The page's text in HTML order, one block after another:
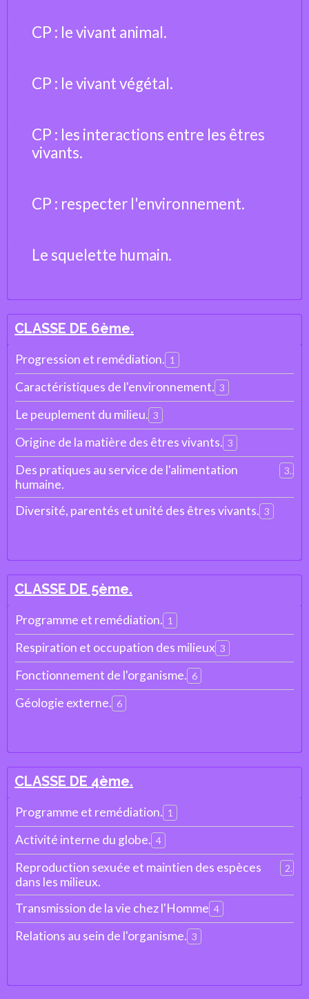
CP : le vivant animal.
CP : le vivant végétal.
CP : les interactions entre les êtres
vivants.
CP : respecter l'environnement.
Le squelette humain.
CLASSE DE 6ème.
Progression et remédiation. 1
Caractéristiques de l'environnement. 3
Le peuplement du milieu. 3
Origine de la matière des êtres vivants. 3
Des pratiques au service de l'alimentation
humaine.
3
Diversité, parentés et unité des êtres vivants. 3
CLASSE DE 5ème.
Programme et remédiation. 1
Respiration et occupation des milieux 3
Fonctionnement de l'organisme. 6
Géologie externe. 6
CLASSE DE 4ème.
Programme et remédiation. 1
Activité interne du globe. 4
Reproduction sexuée et maintien des espèces
dans les milieux.
2
Transmission de la vie chez l'Homme 4
Relations au sein de l'organisme. 3